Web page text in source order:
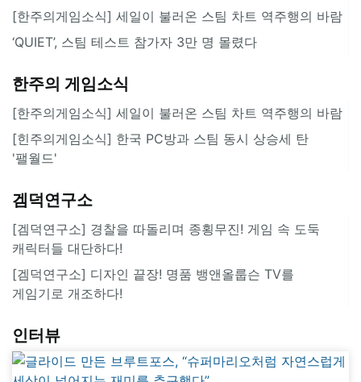
[한주의게임소식] 세일이 불러온 스팀 차트 역주행의 바람
‘QUIET’, 스팀 테스트 참가자 3만 명 몰렸다
한주의 게임소식
[한주의게임소식] 세일이 불러온 스팀 차트 역주행의 바람
[힌주의게임소식] 한국 PC방과 스팀 동시 상승세 탄
'팰월드'
겜덕연구소
[겜덕연구소] 경찰을 따돌리며 종횡무진! 게임 속 도둑
캐릭터들 대단하다!
[겜덕연구소] 디자인 끝장! 명품 뱅앤올룹슨 TV를
게임기로 개조하다!
인터뷰